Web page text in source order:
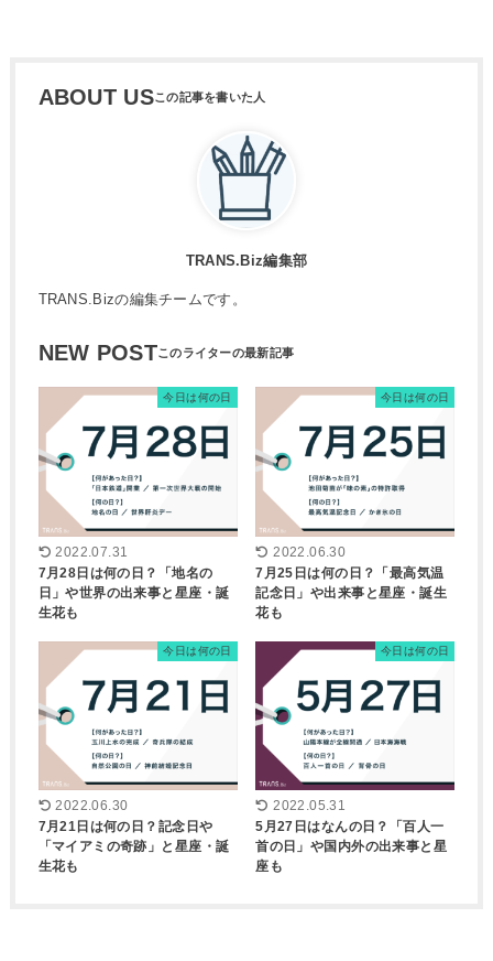
ABOUT US
TRANS.Biz編集部
TRANS.Bizの編集チームです。
NEW POST
今日は何の日
2022.07.31
7月28日は何の日？「地名の
日」や世界の出来事と星座・誕
生花も
今日は何の日
2022.06.30
7月25日は何の日？「最高気温
記念日」や出来事と星座・誕生
花も
今日は何の日
2022.06.30
7月21日は何の日？記念日や
「マイアミの奇跡」と星座・誕
生花も
今日は何の日
2022.05.31
5月27日はなんの日？「百人一
首の日」や国内外の出来事と星
座も